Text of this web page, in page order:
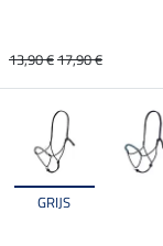
GRIJS
13,90 €17,90 €